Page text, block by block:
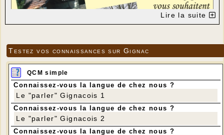
Lire la suite
Testez vos connaissances sur Gignac
QCM simple
Connaissez-vous la langue de chez nous ?
Le "parler" Gignacois 1
Connaissez-vous la langue de chez nous ?
Le "parler" Gignacois 2
Connaissez-vous la langue de chez nous ?